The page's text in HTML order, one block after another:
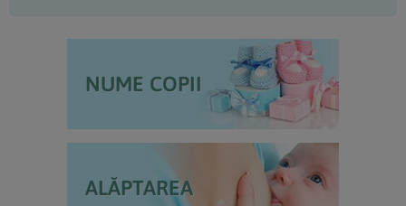
NUME COPII
ALĂPTAREA